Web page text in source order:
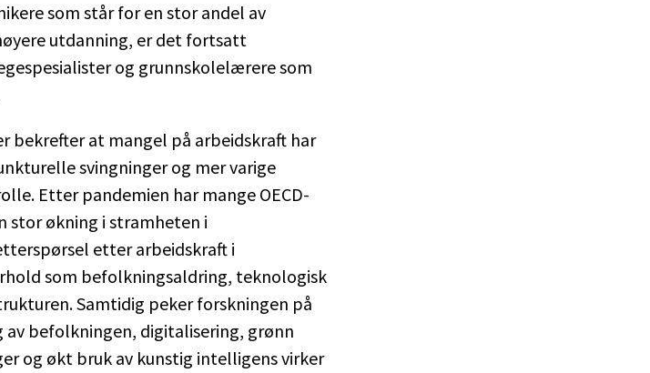
som står for en stor andel av
utdanning, er det fortsatt
og grunnskolelærere som
bekrefter at mangel på arbeidskraft har
svingninger og mer varige
Etter pandemien har mange OECD-
stor økning i stramheten i
etter arbeidskraft i
som befolkningsaldring, teknologisk
Samtidig peker forskningen på
befolkningen, digitalisering, grønn
og økt bruk av kunstig intelligens virker